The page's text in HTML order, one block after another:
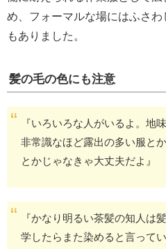
め、フォーマルな場にはふさ
もありました。
髪の毛の色にも注意
『いろいろな人がいるよ。地
非常識なほど露出の多い服と
とかじゃなきゃ大丈夫だよ』
『かなり明るい茶髪の知人は
学したらまた染めると言って